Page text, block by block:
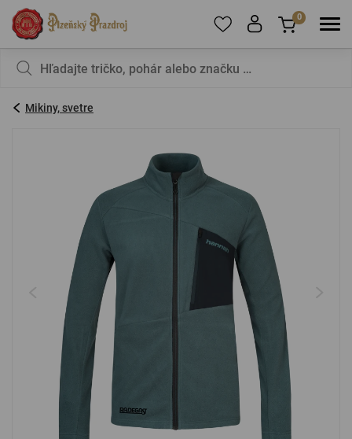
zaregistrujte sa
Zabudnuté heslo Nová registrácia
PRIHLÁSIŤ SA CEZ FACEBOOK
PRIHLÁSIŤ SA CEZ GOOGLE
0
zmeniť?
Mikiny, svetre